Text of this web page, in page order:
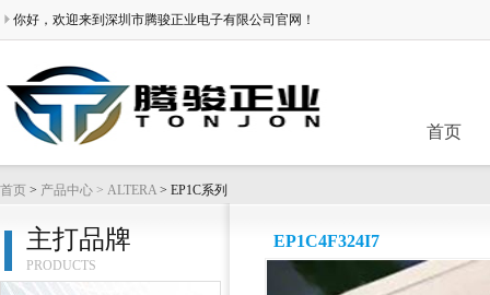
你好，欢迎来到深圳市腾骏正业电子有限公司官网！
首页
首页 > 产品中心 > ALTERA > EP1C系列
主打品牌
PRODUCTS
EP1C4F324I7